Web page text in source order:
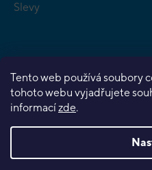
Tento web používá soubory
tohoto webu vyjadřujete
informacízde.
Slevy
Vytvořil Shoptet Premium
Copyright 2026Planeta her.